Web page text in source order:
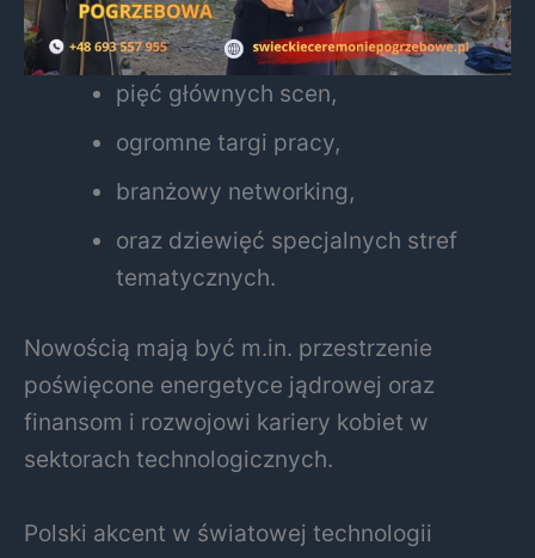
pięć głównych scen,
ogromne targi pracy,
branżowy networking,
oraz dziewięć specjalnych stref
tematycznych.
Nowością mają być m.in. przestrzenie
poświęcone energetyce jądrowej oraz
finansom i rozwojowi kariery kobiet w
sektorach technologicznych.
Polski akcent w światowej technologii